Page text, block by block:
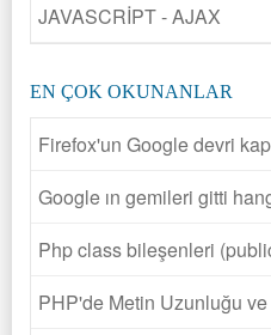
JAVASCRİPT - AJAX
EN ÇOK OKUNANLAR
Firefox'un Google devri
Google ın gemileri gitti
Php class bileşenleri
PHP'de Metin Uzunluğu